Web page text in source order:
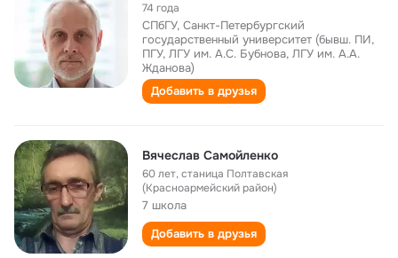
74 года
СПбГУ, Санкт-Петербургский
государственный университет (бывш. ПИ,
ПГУ, ЛГУ им. А.С. Бубнова, ЛГУ им. А.А.
Жданова)
Добавить в друзья
Вячеслав Самойленко
60 лет,станица Полтавская
(Красноармейский район)
7 школа
Добавить в друзья